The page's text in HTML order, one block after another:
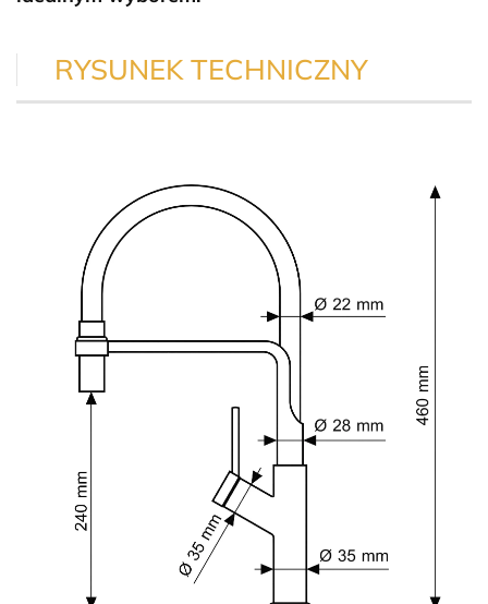
RYSUNEK TECHNICZNY